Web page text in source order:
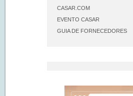
CASAR.COM
EVENTO CASAR
GUIA DE FORNECEDORES